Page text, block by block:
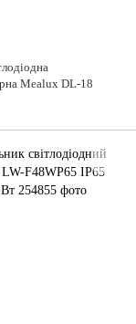
Mealux DL-18